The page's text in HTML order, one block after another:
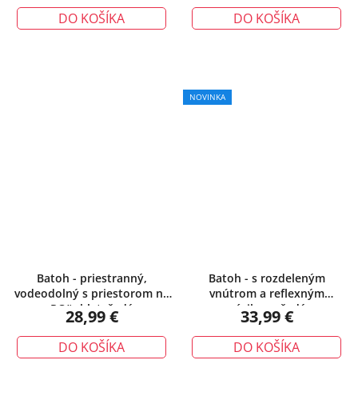
DO KOŠÍKA DO KOŠÍKA
Batoh - priestranný,
vodeodolný s priestorom na
PC/tablet, šedý
28,99 €
DO KOŠÍKA
NOVINKA
Batoh - s rozdeleným
vnútrom a reflexným
pásikom, šedý
33,99 €
DO KOŠÍKA